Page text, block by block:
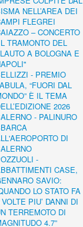
NELL’AREA DEI
FLEGREI
– CONCERTO
TRAMONTO DEL
A BOLOGNA E
- PREMIO
“FUORI DAL
È IL TEMA
2026
- PALINURO
DI
-
CASE,
SAVIO:
LO STATO FA
PIU’ DANNI DI
TERREMOTO DI
4.7”